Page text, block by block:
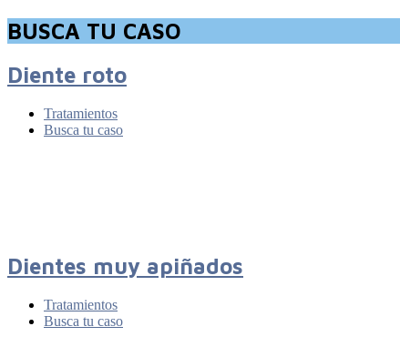
BUSCA TU CASO
Diente roto
Tratamientos
Busca tu caso
Dientes muy apiñados
Tratamientos
Busca tu caso